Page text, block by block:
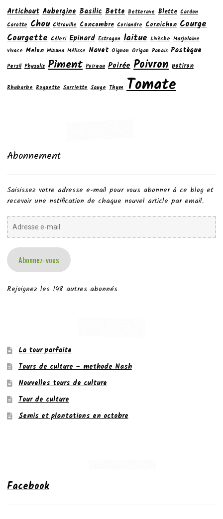
Artichaut Aubergine Basilic Bette Betterave Blette Cardon
Carotte Chou Citrouille Concombre Coriandre Cornichon Courge
Courgette Céleri Epinard Estragon laitue Livèche Marjolaine
vivace Melon Mizuna Mélisse Navet Oignon Origan Panais Pastèque
Persil Physalis Piment Poireau Poirée Poivron potiron
Rhubarbe Roquette Sarriette Sauge Thym Tomate
Abonnement
Saisissez votre adresse e-mail pour vous abonner à ce blog et
recevoir une notification de chaque nouvel article par email.
Adresse
e-
Abonnez-vous
Rejoignez les 148 autres abonnés
La tour parfaite
Tours de culture – methode Nash
Nouvelles tours de culture
Tour de culture
Semis et plantations en octobre
Facebook